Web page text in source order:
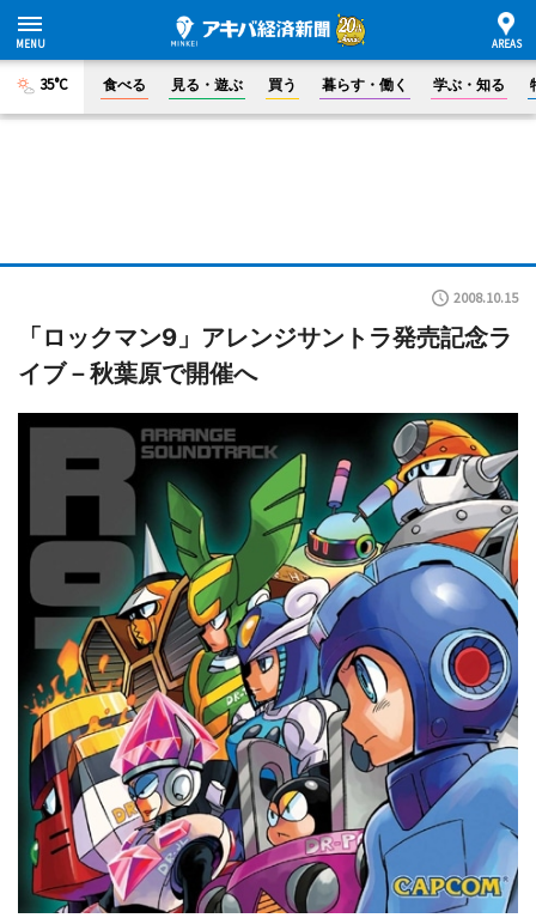
35°C 食べる 見る・遊ぶ 買う 暮らす・働く 学ぶ・知る
2008.10.15
「ロックマン9」アレンジサントラ発売記念ラ
イブ－秋葉原で開催へ